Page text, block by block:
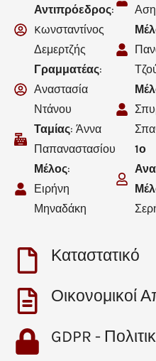
Αντιπρόεδρος:
Kωνσταντίνος
Δεμερτζής
Γραμματέας:
Αναστασία
Ντάνου
Ταμίας: Άννα
Παπαναστασίου
Μέλος:
Ειρήνη
Μηναδάκη
1ο
Καταστατικό
Οικονομικοί
GDPR -